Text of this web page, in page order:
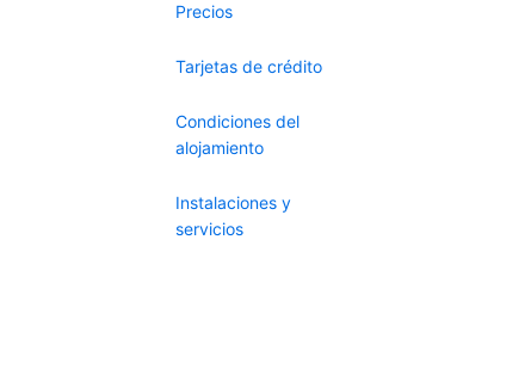
Precios
Tarjetas de crédito
Condiciones del
alojamiento
Instalaciones y
servicios